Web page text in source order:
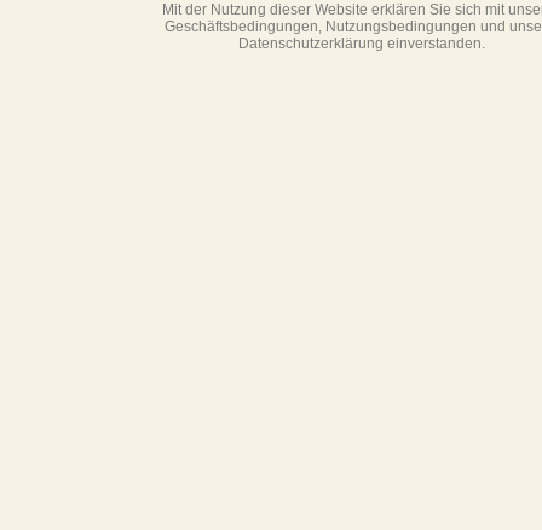
Mit der Nutzung dieser Website erklären Sie sich mit
Geschäftsbedin­gungen, Nutzungsbedingungen und
Datenschutzerklärung einverstanden.